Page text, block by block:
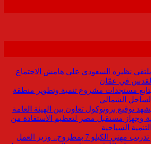
يلتقي نظيره السعودي على هامش الاجتماع
في عمّان
مستجدات مشروع تنمية وتطوير منطقة
الشمالي
توقيع بروتوكول تعاون بين الهيئة العامة
وجهاز مستقبل مصر لتعظيم الاستفادة من
السياحية
من قلب مركز تدريب مهني الكيلو 7 بمطروح.. وزير العمل